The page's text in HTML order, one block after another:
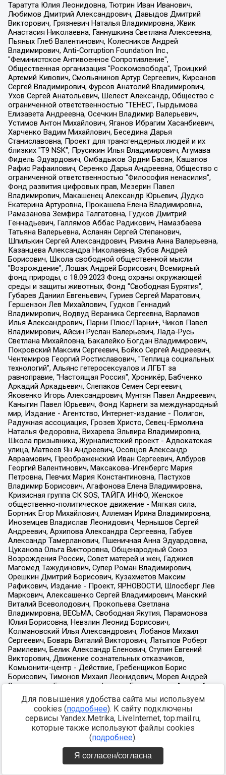
Для повышения удобства сайта мы используем
cookies (подробнее). К сайту подключены
сервисы Yandex.Metrika, LiveInternet, top.mail.ru,
которые также используют файлы cookies
(подробнее).
Я согласен/согласна